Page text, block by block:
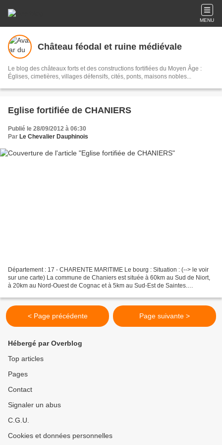
MENU
Château féodal et ruine médiévale
Le blog des châteaux forts et des constructions fortifiées du Moyen Âge :
Églises, cimetières, villages défensifs, cités, ponts, maisons nobles...
Eglise fortifiée de CHANIERS
Publié le 28/09/2012 à 06:30
Par Le Chevalier Dauphinois
Département : 17 - CHARENTE MARITIME Le bourg : Situation : (--> le voir
sur une carte) La commune de Chaniers est située à 60km au Sud de Niort,
à 20km au Nord-Ouest de Cognac et à 5km au Sud-Est de Saintes.
< Page précédente Page suivante >
Hébergé par Overblog
Top articles
Pages
Contact
Signaler un abus
C.G.U.
Cookies et données personnelles